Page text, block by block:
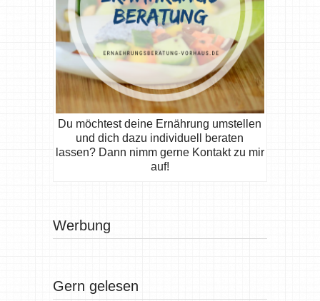
Du möchtest deine Ernährung umstellen
und dich dazu individuell beraten
lassen? Dann nimm gerne Kontakt zu mir
auf!
Werbung
Gern gelesen